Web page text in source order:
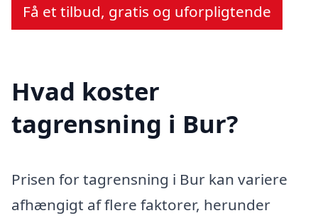
Få et tilbud, gratis og uforpligtende
Hvad koster
tagrensning i Bur?
Prisen for tagrensning i Bur kan variere
afhængigt af flere faktorer, herunder